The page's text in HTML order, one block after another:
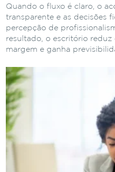
Quando o fluxo é claro, o
transparente e as decisões
percepção de
resultado, o escritório reduz
margem e ganha